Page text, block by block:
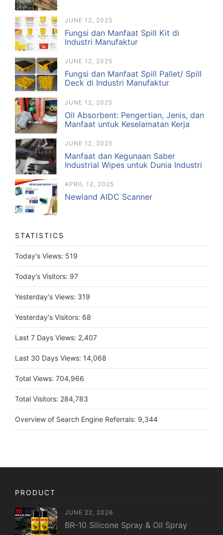
JUNE 12, 2025
Fungsi dan Manfaat Spill Kit di
Industri Manufaktur
JUNE 12, 2025
Fungsi dan Manfaat Spill Pallet/ Spill
Deck di Industri Manufaktur
JUNE 12, 2025
Oil Absorbent: Pengertian, Jenis, dan
Manfaat untuk Keselamatan Kerja
JUNE 12, 2025
Manfaat dan Kegunaan Saber
Industrial Wipes untuk Dunia Industri
APRIL 12, 2025
Newland AIDC Scanner
STATISTICS
Today's Views: 519
Today's Visitors: 97
Yesterday's Views: 319
Yesterday's Visitors: 68
Last 7 Days Views: 2,407
Last 30 Days Views: 14,068
Total Views: 704,966
Total Visitors: 284,783
Overview of Search Engine Referrals: 9,344
PRODUCT
JUNE 22, 2026
BR-10 Silicone Spray & Oil Spray